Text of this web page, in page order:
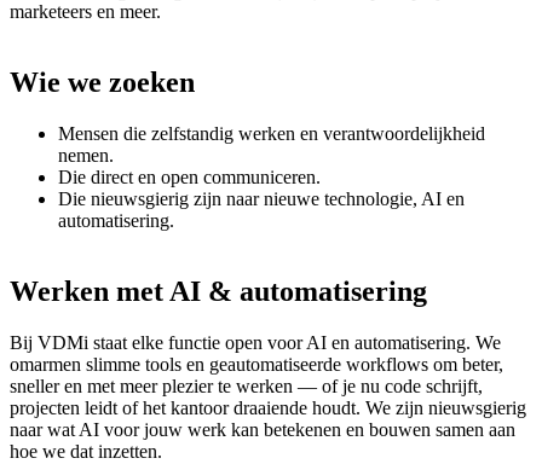
marketeers en meer.
Wie we zoeken
Mensen die zelfstandig werken en verantwoordelijkheid
nemen.
Die direct en open communiceren.
Die nieuwsgierig zijn naar nieuwe technologie, AI en
automatisering.
Werken met AI & automatisering
Bij VDMi staat elke functie open voor AI en automatisering. We
omarmen slimme tools en geautomatiseerde workflows om beter,
sneller en met meer plezier te werken — of je nu code schrijft,
projecten leidt of het kantoor draaiende houdt. We zijn nieuwsgierig
naar wat AI voor jouw werk kan betekenen en bouwen samen aan
hoe we dat inzetten.